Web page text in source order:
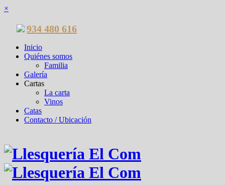
×
934 480 616
Inicio
Quiénes somos
Familia
Galería
Cartas
La carta
Vinos
Catas
Contacto / Ubicación